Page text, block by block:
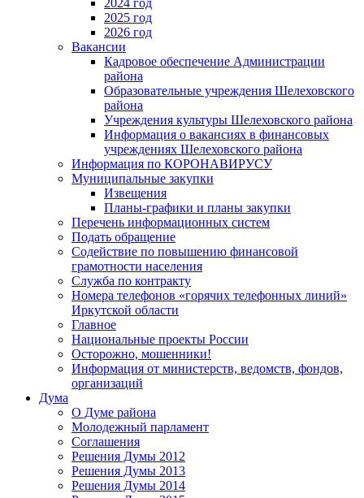
2025 год
2026 год
Вакансии
Кадровое обеспечение Администрации
района
Образовательные учреждения Шелеховского
района
Учреждения культуры Шелеховского района
Информация о вакансиях в финансовых
учреждениях Шелеховского района
Информация по КОРОНАВИРУСУ
Муниципальные закупки
Извещения
Планы-графики и планы закупки
Перечень информационных систем
Подать обращение
Содействие по повышению финансовой
грамотности населения
Служба по контракту
Номера телефонов «горячих телефонных линий»
Иркутской области
Главное
Национальные проекты России
Осторожно, мошенники!
Информация от министерств, ведомств, фондов,
организаций
Дума
О Думе района
Молодежный парламент
Соглашения
Решения Думы 2012
Решения Думы 2013
Решения Думы 2014